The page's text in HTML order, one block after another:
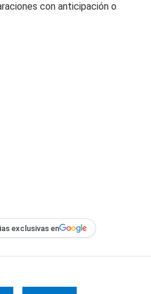
con anticipación o
exclusivas en